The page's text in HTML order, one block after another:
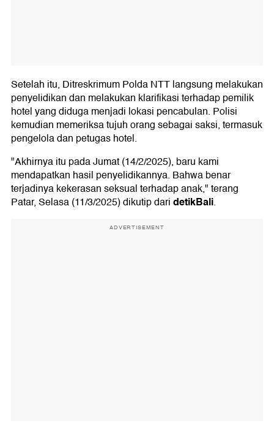
Setelah itu, Ditreskrimum Polda NTT langsung melakukan
penyelidikan dan melakukan klarifikasi terhadap pemilik
hotel yang diduga menjadi lokasi pencabulan. Polisi
kemudian memeriksa tujuh orang sebagai saksi, termasuk
pengelola dan petugas hotel.
"Akhirnya itu pada Jumat (14/2/2025), baru kami
mendapatkan hasil penyelidikannya. Bahwa benar
terjadinya kekerasan seksual terhadap anak," terang
Patar, Selasa (11/3/2025) dikutip daridetikBali.
ADVERTISEMENT